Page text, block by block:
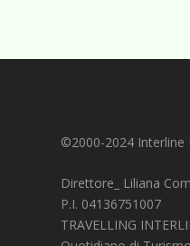
©2000-2024 Interline
Direttore_ Liliana
P.I. 04136751007
TRAVELLING